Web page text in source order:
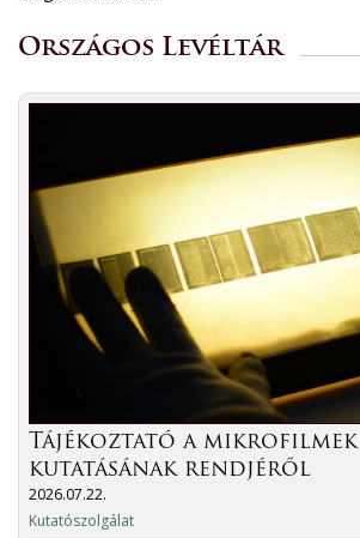
Országos Levéltár
Tájékoztató a mikrofilmek
kutatásának rendjéről
2026.07.22.
Kutatószolgálat